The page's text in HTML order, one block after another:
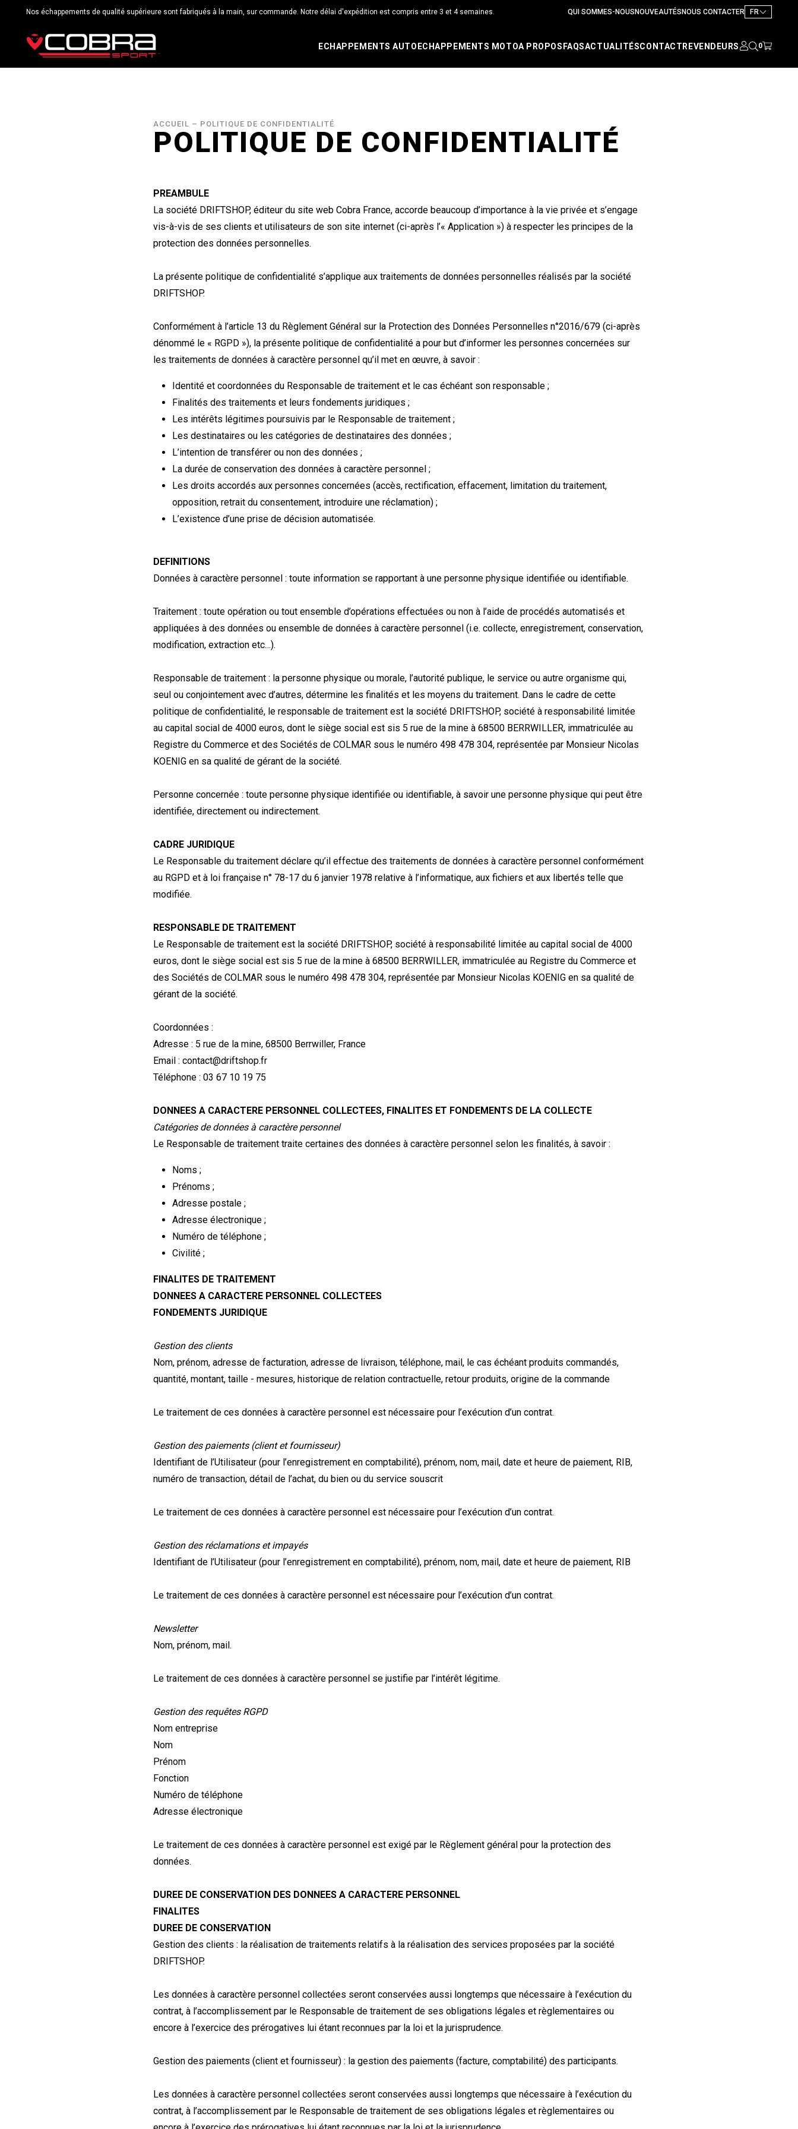
Nos échappements de qualité supérieure sont fabriqués à la main, sur commande. Notre délai d'expédition est compris entre 3 et 4 semaines. QUI SOMMES-NOUS NOUVEAUTÉS NOUS CONTACTER FR
ECHAPPEMENTS AUTOECHAPPEMENTS MOTOA PROPOSFAQSACTUALITÉSCONTACTREVENDEURS 0
ACCUEIL – POLITIQUE DE CONFIDENTIALITÉ
POLITIQUE DE CONFIDENTIALITÉ
PREAMBULE
La société DRIFTSHOP, éditeur du site web Cobra France, accorde beaucoup d’importance à la vie privée et s’engage
vis-à-vis de ses clients et utilisateurs de son site internet (ci-après l’« Application ») à respecter les principes de la
protection des données personnelles.
La présente politique de confidentialité s’applique aux traitements de données personnelles réalisés par la société
DRIFTSHOP.
Conformément à l’article 13 du Règlement Général sur la Protection des Données Personnelles n°2016/679 (ci-après
dénommé le « RGPD »), la présente politique de confidentialité a pour but d’informer les personnes concernées sur
les traitements de données à caractère personnel qu’il met en œuvre, à savoir :
Identité et coordonnées du Responsable de traitement et le cas échéant son responsable ;
Finalités des traitements et leurs fondements juridiques ;
Les intérêts légitimes poursuivis par le Responsable de traitement ;
Les destinataires ou les catégories de destinataires des données ;
L’intention de transférer ou non des données ;
La durée de conservation des données à caractère personnel ;
Les droits accordés aux personnes concernées (accès, rectification, effacement, limitation du traitement,
opposition, retrait du consentement, introduire une réclamation) ;
L’existence d’une prise de décision automatisée.
DEFINITIONS
Données à caractère personnel : toute information se rapportant à une personne physique identifiée ou identifiable.
Traitement : toute opération ou tout ensemble d’opérations effectuées ou non à l’aide de procédés automatisés et
appliquées à des données ou ensemble de données à caractère personnel (i.e. collecte, enregistrement, conservation,
modification, extraction etc…).
Responsable de traitement : la personne physique ou morale, l’autorité publique, le service ou autre organisme qui,
seul ou conjointement avec d’autres, détermine les finalités et les moyens du traitement. Dans le cadre de cette
politique de confidentialité, le responsable de traitement est la société DRIFTSHOP, société à responsabilité limitée
au capital social de 4000 euros, dont le siège social est sis 5 rue de la mine à 68500 BERRWILLER, immatriculée au
Registre du Commerce et des Sociétés de COLMAR sous le numéro 498 478 304, représentée par Monsieur Nicolas
KOENIG en sa qualité de gérant de la société.
Personne concernée : toute personne physique identifiée ou identifiable, à savoir une personne physique qui peut être
identifiée, directement ou indirectement.
CADRE JURIDIQUE
Le Responsable du traitement déclare qu’il effectue des traitements de données à caractère personnel conformément
au RGPD et à loi française n° 78-17 du 6 janvier 1978 relative à l’informatique, aux fichiers et aux libertés telle que
modifiée.
RESPONSABLE DE TRAITEMENT
Le Responsable de traitement est la société DRIFTSHOP, société à responsabilité limitée au capital social de 4000
euros, dont le siège social est sis 5 rue de la mine à 68500 BERRWILLER, immatriculée au Registre du Commerce et
des Sociétés de COLMAR sous le numéro 498 478 304, représentée par Monsieur Nicolas KOENIG en sa qualité de
gérant de la société.
Coordonnées :
Adresse : 5 rue de la mine, 68500 Berrwiller, France
Email : contact@driftshop.fr
Téléphone : 03 67 10 19 75
DONNEES A CARACTERE PERSONNEL COLLECTEES, FINALITES ET FONDEMENTS DE LA COLLECTE
Catégories de données à caractère personnel
Le Responsable de traitement traite certaines des données à caractère personnel selon les finalités, à savoir :
Noms ;
Prénoms ;
Adresse postale ;
Adresse électronique ;
Numéro de téléphone ;
Civilité ;
FINALITES DE TRAITEMENT
DONNEES A CARACTERE PERSONNEL COLLECTEES
FONDEMENTS JURIDIQUE
Gestion des clients
Nom, prénom, adresse de facturation, adresse de livraison, téléphone, mail, le cas échéant produits commandés,
quantité, montant, taille - mesures, historique de relation contractuelle, retour produits, origine de la commande
Le traitement de ces données à caractère personnel est nécessaire pour l’exécution d’un contrat.
Gestion des paiements (client et fournisseur)
Identifiant de l’Utilisateur (pour l’enregistrement en comptabilité), prénom, nom, mail, date et heure de paiement, RIB,
numéro de transaction, détail de l’achat, du bien ou du service souscrit
Le traitement de ces données à caractère personnel est nécessaire pour l’exécution d’un contrat.
Gestion des réclamations et impayés
Identifiant de l’Utilisateur (pour l’enregistrement en comptabilité), prénom, nom, mail, date et heure de paiement, RIB
Le traitement de ces données à caractère personnel est nécessaire pour l’exécution d’un contrat.
Newsletter
Nom, prénom, mail.
Le traitement de ces données à caractère personnel se justifie par l’intérêt légitime.
Gestion des requêtes RGPD
Nom entreprise
Nom
Prénom
Fonction
Numéro de téléphone
Adresse électronique
Le traitement de ces données à caractère personnel est exigé par le Règlement général pour la protection des
données.
DUREE DE CONSERVATION DES DONNEES A CARACTERE PERSONNEL
FINALITES
DUREE DE CONSERVATION
Gestion des clients : la réalisation de traitements relatifs à la réalisation des services proposées par la société
DRIFTSHOP.
Les données à caractère personnel collectées seront conservées aussi longtemps que nécessaire à l’exécution du
contrat, à l’accomplissement par le Responsable de traitement de ses obligations légales et règlementaires ou
encore à l’exercice des prérogatives lui étant reconnues par la loi et la jurisprudence.
Gestion des paiements (client et fournisseur) : la gestion des paiements (facture, comptabilité) des participants.
Les données à caractère personnel collectées seront conservées aussi longtemps que nécessaire à l’exécution du
contrat, à l’accomplissement par le Responsable de traitement de ses obligations légales et règlementaires ou